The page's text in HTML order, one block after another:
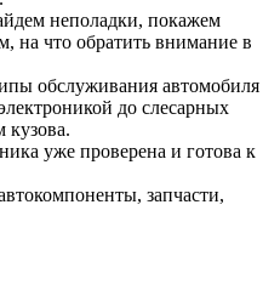
неполадки, покажем
на что обратить внимание в
обслуживания автомобиля
до слесарных
кузова.
уже проверена и готова к
запчасти,